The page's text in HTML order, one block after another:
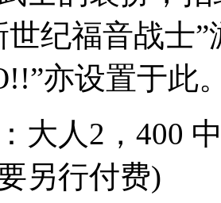
世纪福音战士”
亦设置于此
： 大人2，400
另行付费)